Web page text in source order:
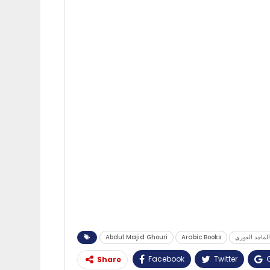
Abdul Majid Ghouri Arabic Books الغوري
Share Facebook Twitter